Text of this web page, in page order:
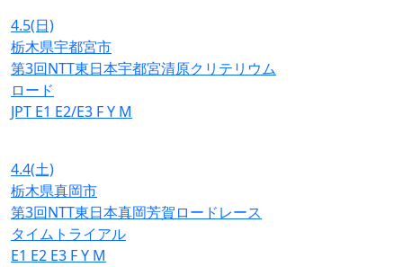
4.5(日)
栃木県宇都宮市
第3回NTT東日本宇都宮清原クリテリウム
ロード
JPT E1 E2/E3 FY M
4.4(土)
栃木県真岡市
第3回NTT東日本真岡芳賀ロードレース
タイムトライアル
E1 E2 E3 FY M